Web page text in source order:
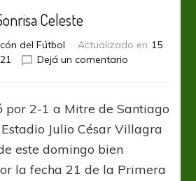
Celeste
del Fútbol Actualizado en 15
Dejá un comentario
por 2-1 a Mitre de Santiago
Julio César Villagra
este domingo bien
la fecha 21 de la Primera